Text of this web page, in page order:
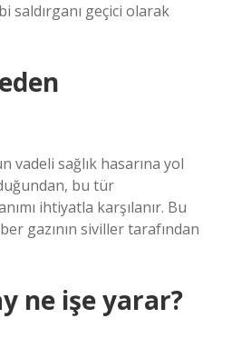
saldırganı geçici olarak
vadeli sağlık hasarına yol
bu tür
ihtiyatla karşılanır. Bu
gazının siviller tarafından
ne işe yarar?